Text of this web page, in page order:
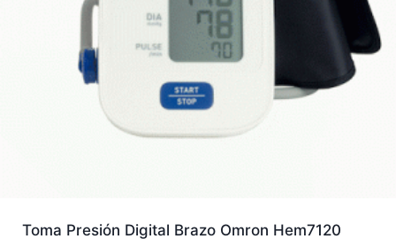
Toma Presión Digital Brazo Omron Hem7120